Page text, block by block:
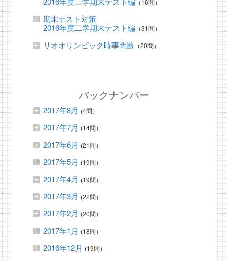
期末テスト対策
2016年度二学期末テスト編（31問）
リオオリンピック時事問題 （20問）
バックナンバー
2017年8月 (4問）
2017年7月 (14問）
2017年6月 (21問）
2017年5月 (19問）
2017年4月 (19問）
2017年3月 (22問）
2017年2月 (20問）
2017年1月 (18問）
2016年12月 (19問）